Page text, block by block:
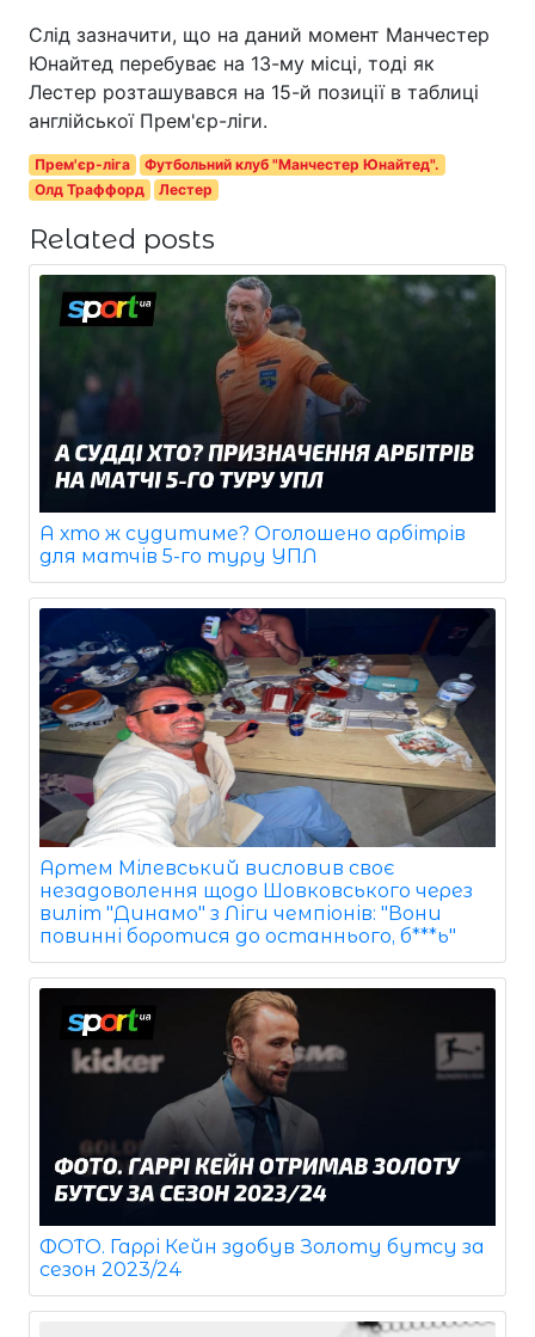
Слід зазначити, що на даний момент Манчестер
Юнайтед перебуває на 13-му місці, тоді як
Лестер розташувався на 15-й позиції в таблиці
англійської Прем'єр-ліги.
Прем'єр-ліга
Футбольний клуб "Манчестер Юнайтед".
Олд Траффорд
Лестер
Related posts
А хто ж судитиме? Оголошено арбітрів
для матчів 5-го туру УПЛ
Артем Мілевський висловив своє
незадоволення щодо Шовковського через
виліт "Динамо" з Ліги чемпіонів: "Вони
повинні боротися до останнього, б***ь"
ФОТО. Гаррі Кейн здобув Золоту бутсу за
сезон 2023/24